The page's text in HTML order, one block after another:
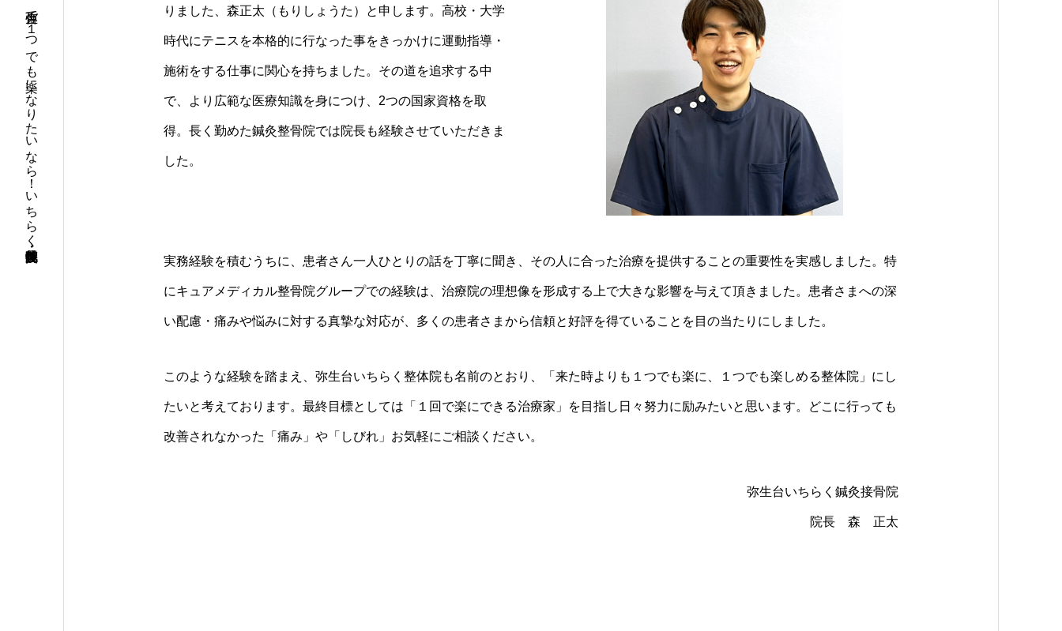
弥生台で１つでも楽になりたいなら！いちらく鍼灸接骨院・整体院 りました、森正太（もりしょうた）と申します。高校・大学
時代にテニスを本格的に行なった事をきっかけに運動指導・
施術をする仕事に関心を持ちました。その道を追求する中
で、より広範な医療知識を身につけ、2つの国家資格を取
得。長く勤めた鍼灸整骨院では院長も経験させていただきま
した。
実務経験を積むうちに、患者さん一人ひとりの話を丁寧に聞き、その人に合った治療を提供することの重要性を実感しました。特
にキュアメディカル整骨院グループでの経験は、治療院の理想像を形成する上で大きな影響を与えて頂きました。患者さまへの深
い配慮・痛みや悩みに対する真摯な対応が、多くの患者さまから信頼と好評を得ていることを目の当たりにしました。
このような経験を踏まえ、弥生台いちらく整体院も名前のとおり、「来た時よりも１つでも楽に、１つでも楽しめる整体院」にし
たいと考えております。最終目標としては「１回で楽にできる治療家」を目指し日々努力に励みたいと思います。どこに行っても
改善されなかった「痛み」や「しびれ」お気軽にご相談ください。
弥生台いちらく鍼灸接骨院
院長 森 正太